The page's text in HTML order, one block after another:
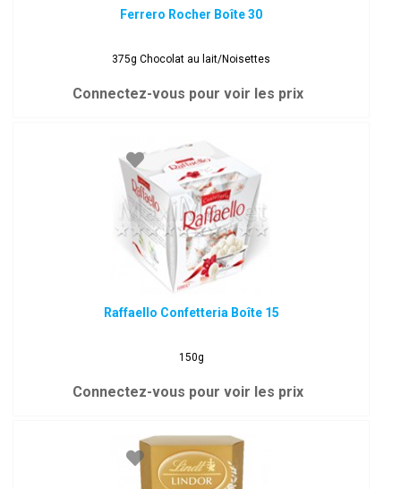
Ferrero Rocher Boîte 30
375g Chocolat au lait/Noisettes
Connectez-vous pour voir les prix
Raffaello Confetteria Boîte 15
150g
Connectez-vous pour voir les prix